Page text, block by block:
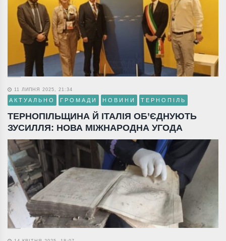
11 ЛИПНЯ 2025, 21:34
АКТУАЛЬНО ГРОМАДИ НОВИНИ ТЕРНОПІЛЬ
ТЕРНОПІЛЬЩИНА Й ІТАЛІЯ ОБ’ЄДНУЮТЬ
ЗУСИЛЛЯ: НОВА МІЖНАРОДНА УГОДА